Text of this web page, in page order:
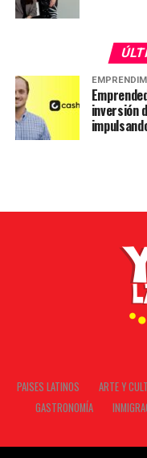
inversión
PAISES LATINOS ARTE Y
GASTRONOMÍA